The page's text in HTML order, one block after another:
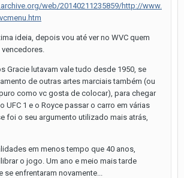
web/20140211235859/http://www.
ideia, depois vou até ver no WVC quem
Gracie lutavam vale tudo desde 1950, se
de outras artes marciais também (ou
como vc gosta de colocar), para chegar
UFC 1 e o Royce passar o carro em várias
foi o seu argumento utilizado mais atrás,
em menos tempo que 40 anos,
o jogo. Um ano e meio mais tarde
se enfrentaram novamente...